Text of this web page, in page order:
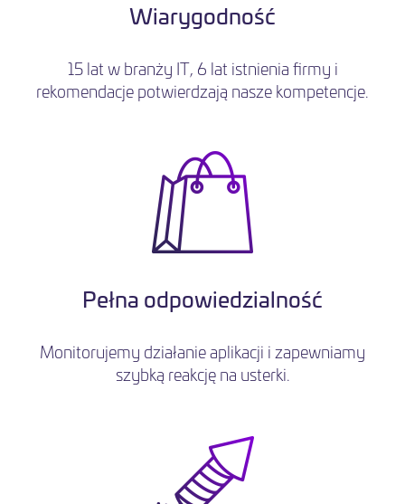
Wiarygodność
15 lat w branży IT, 6 lat istnienia firmy i
rekomendacje potwierdzają nasze kompetencje.
Pełna odpowiedzialność
Monitorujemy działanie aplikacji i zapewniamy
szybką reakcję na usterki.